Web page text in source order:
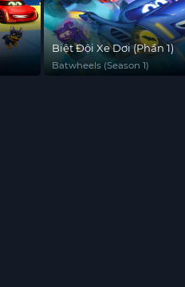
Biệt Đội Xe Dơi (Phần 1)
Batwheels (Season 1)